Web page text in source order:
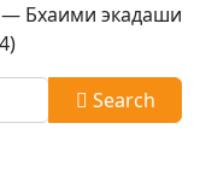
— Бхаими экадаши
Search